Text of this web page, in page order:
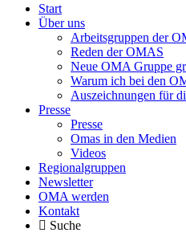
Start
Über uns
Arbeitsgruppen der
Reden der OMAS
Neue OMA Gruppe
Warum ich bei den
Auszeichnungen für
Presse
Presse
Omas in den Medien
Videos
Regionalgruppen
Newsletter
OMA werden
Kontakt
Suche